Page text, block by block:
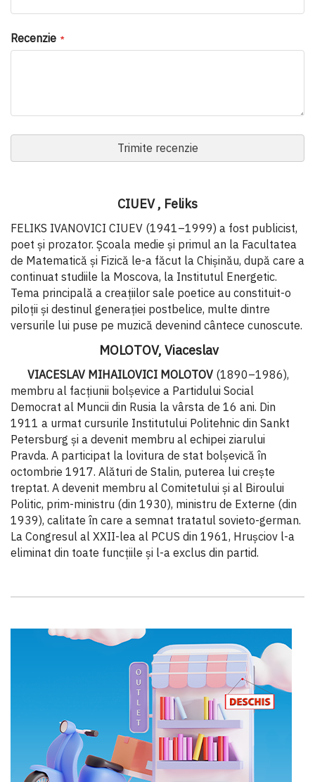
Recenzie
Trimite recenzie
CIUEV , Feliks
FELIKS IVANOVICI CIUEV (1941–1999) a fost publicist,
poet și prozator. Școala medie și primul an la Facultatea
de Matematică și Fizică le-a făcut la Chișinău, după care a
continuat studiile la Moscova, la Institutul Energetic.
Tema principală a creațiilor sale poetice au constituit-o
piloții și destinul generației postbelice, multe dintre
versurile lui puse pe muzică devenind cântece cunoscute.
MOLOTOV, Viaceslav
VIACESLAV MIHAILOVICI MOLOTOV (1890–1986),
membru al facțiunii bolșevice a Partidului Social
Democrat al Muncii din Rusia la vârsta de 16 ani. Din
1911 a urmat cursurile Institutului Politehnic din Sankt
Petersburg și a devenit membru al echipei ziarului
Pravda. A participat la lovitura de stat bolșevică în
octombrie 1917. Alături de Stalin, puterea lui crește
treptat. A devenit membru al Comitetului și al Biroului
Politic, prim-ministru (din 1930), ministru de Externe (din
1939), calitate în care a semnat tratatul sovieto-german.
La Congresul al XXII-lea al PCUS din 1961, Hrușciov l-a
eliminat din toate funcțiile și l-a exclus din partid.